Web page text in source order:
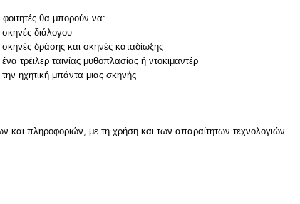
θα μπορούν να:
διάλογου
δράσης και σκηνές καταδίωξης
τρέιλερ ταινίας μυθοπλασίας ή ντοκιμαντέρ
και πληροφοριών, με τη χρήση και των απαραίτητων τεχνολογιών